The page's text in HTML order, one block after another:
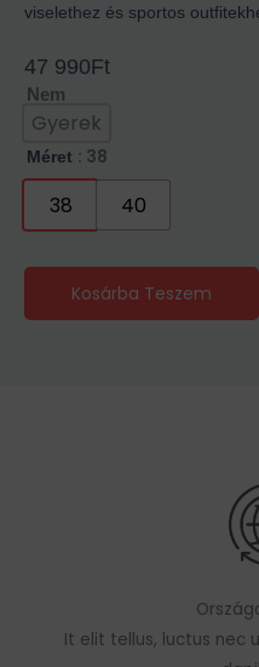
viselethez és sportos
47 990Ft
Nem
Gyerek
Méret : 38
38 40
Kosárba Teszem
It elit tellus, luctus nec